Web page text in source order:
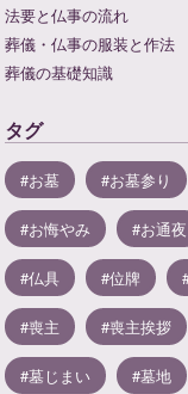
法要と仏事の流れ
葬儀・仏事の服装と作法
葬儀の基礎知識
タグ
お墓 お墓参り
お悔やみ お通夜
仏具 位牌
喪主 喪主挨拶
墓じまい 墓地